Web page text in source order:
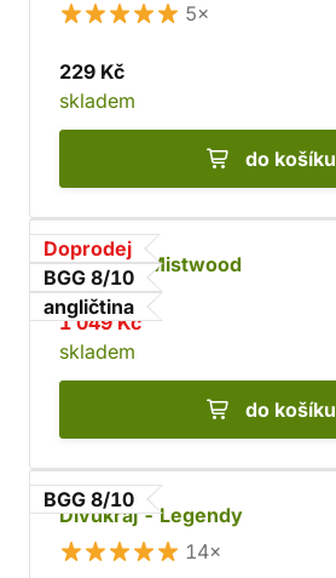
5×
229 Kč
skladem
do košíku
Doprodej
BGG 8/10
angličtina
Everdell: Mistwood
1 049 Kč
skladem
do košíku
BGG 8/10
Divukraj - Legendy
14×